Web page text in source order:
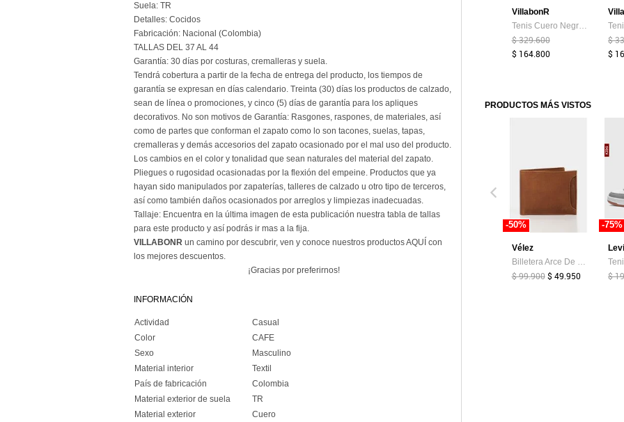
Suela: TR
Detalles: Cocidos
Fabricación: Nacional (Colombia)
TALLAS DEL 37 AL 44
Garantía: 30 días por costuras, cremalleras y suela.
Tendrá cobertura a partir de la fecha de entrega del producto, los tiempos de
garantía se expresan en días calendario. Treinta (30) días los productos de calzado,
sean de línea o promociones, y cinco (5) días de garantía para los apliques
decorativos. No son motivos de Garantía: Rasgones, raspones, de materiales, así
como de partes que conforman el zapato como lo son tacones, suelas, tapas,
cremalleras y demás accesorios del zapato ocasionado por el mal uso del producto.
Los cambios en el color y tonalidad que sean naturales del material del zapato.
Pliegues o rugosidad ocasionadas por la flexión del empeine. Productos que ya
hayan sido manipulados por zapaterías, talleres de calzado u otro tipo de terceros,
así como también daños ocasionados por arreglos y limpiezas inadecuadas.
Tallaje: Encuentra en la última imagen de esta publicación nuestra tabla de tallas
para este producto y así podrás ir mas a la fija.
VILLABONR un camino por descubrir, ven y conoce nuestros productos AQUÍ con
los mejores descuentos.
¡Gracias por preferirnos!
INFORMACIÓN
Actividad
Casual
Color
CAFE
Sexo
Masculino
Material interior
Textil
País de fabricación
Colombia
Material exterior de suela
TR
Material exterior
Cuero
VillabonR
Tenis Cuero Negro VillabonR VP-3038
$ 329.600
$ 164.800
$
$
PRODUCTOS MÁS VISTOS
-50%
Vélez
Billetera Arce De Cuero Para Hombre Tarjetero Extraible Billetera Arce De Cuero Para Hombre Tarjetero Extraible Miel VÉLEZ
$ 99.900 $ 49.950
-75%
$